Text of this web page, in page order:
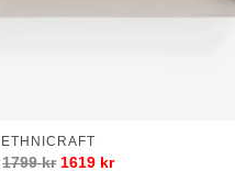
ETHNICRAFT
1799kr 1619 kr